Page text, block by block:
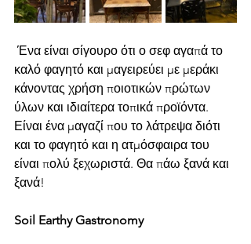
καλό φαγητό και μαγειρεύει με μεράκι
κάνοντας χρήση ποιοτικών πρώτων
ύλων και ιδιαίτερα τοπικά προϊόντα.
Είναι ένα μαγαζί που το λάτρεψα διότι
και το φαγητό και η ατμόσφαιρα του
είναι πολύ ξεχωριστά. Θα πάω ξανά και
ξανά!
Soil Earthy Gastronomy